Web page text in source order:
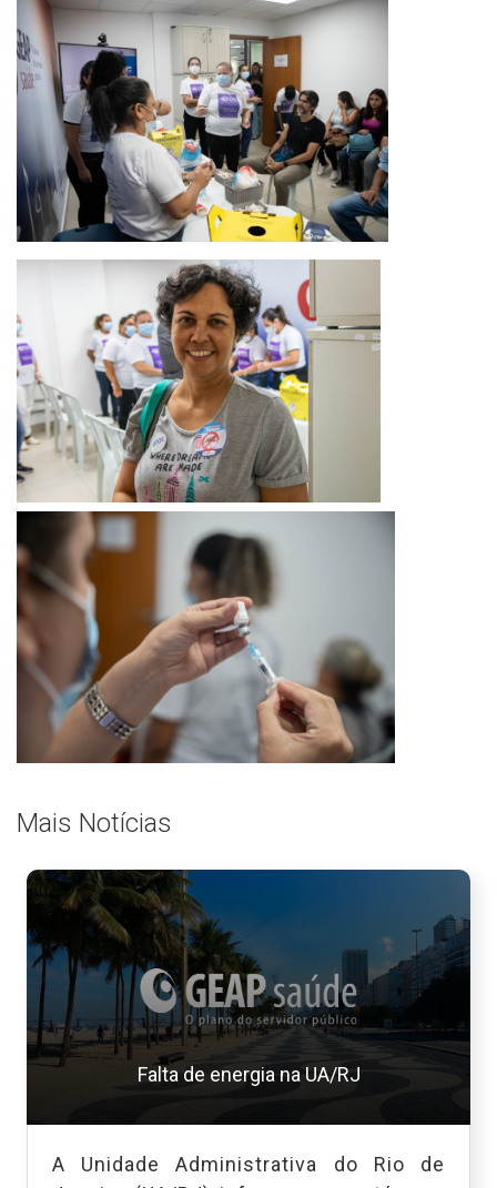
Mais Notícias
Falta de energia na UA/RJ
A Unidade Administrativa do Rio de